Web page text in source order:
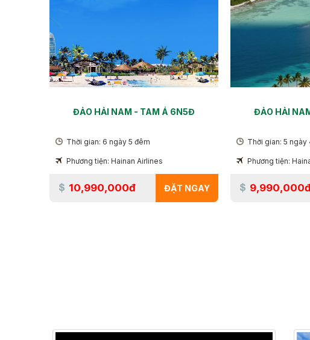
ĐẢO HẢI NAM - TAM Á 6N5Đ
Thời gian: 6 ngày 5 đêm
Phương tiện: Hainan Airlines
10,990,000đ ĐẶT NGAY
ĐẢO HẢI
Thời gian: 5 ngày
Phương tiện: